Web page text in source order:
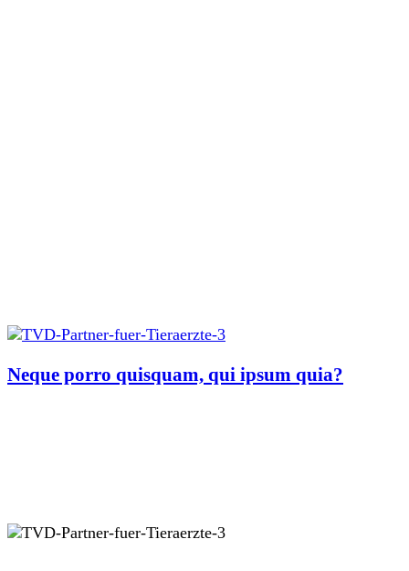
Neque porro quisquam, qui ipsum quia?